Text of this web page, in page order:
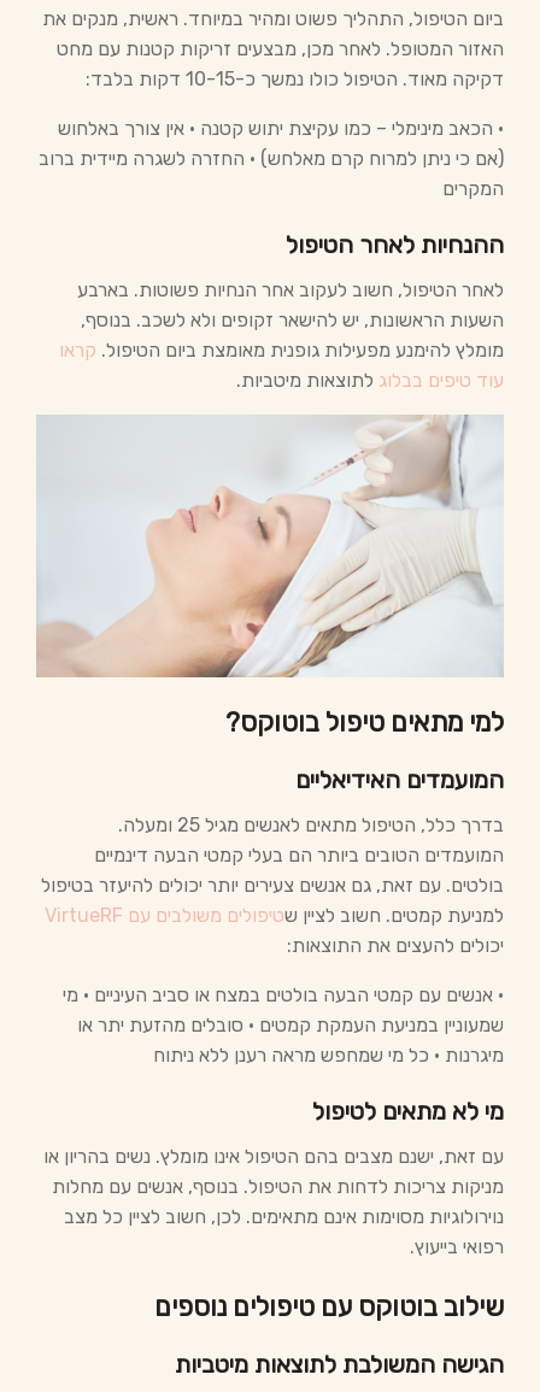
ביום הטיפול, התהליך פשוט ומהיר במיוחד. ראשית, מנקים את
האזור המטופל. לאחר מכן, מבצעים זריקות קטנות עם מחט
דקיקה מאוד. הטיפול כולו נמשך כ-10-15 דקות בלבד:
• הכאב מינימלי – כמו עקיצת יתוש קטנה • אין צורך באלחוש
(אם כי ניתן למרוח קרם מאלחש) • החזרה לשגרה מיידית ברוב
המקרים
ההנחיות לאחר הטיפול
לאחר הטיפול, חשוב לעקוב אחר הנחיות פשוטות. בארבע
השעות הראשונות, יש להישאר זקופים ולא לשכב. בנוסף,
מומלץ להימנע מפעילות גופנית מאומצת ביום הטיפול. קראו
עוד טיפים בבלוג לתוצאות מיטביות.
למי מתאים טיפול בוטוקס?
המועמדים האידיאליים
בדרך כלל, הטיפול מתאים לאנשים מגיל 25 ומעלה.
המועמדים הטובים ביותר הם בעלי קמטי הבעה דינמיים
בולטים. עם זאת, גם אנשים צעירים יותר יכולים להיעזר בטיפול
למניעת קמטים. חשוב לציין שטיפולים משולבים עם VirtueRF
יכולים להעצים את התוצאות:
• אנשים עם קמטי הבעה בולטים במצח או סביב העיניים • מי
שמעוניין במניעת העמקת קמטים • סובלים מהזעת יתר או
מיגרנות • כל מי שמחפש מראה רענן ללא ניתוח
מי לא מתאים לטיפול
עם זאת, ישנם מצבים בהם הטיפול אינו מומלץ. נשים בהריון או
מניקות צריכות לדחות את הטיפול. בנוסף, אנשים עם מחלות
נוירולוגיות מסוימות אינם מתאימים. לכן, חשוב לציין כל מצב
רפואי בייעוץ.
שילוב בוטוקס עם טיפולים נוספים
הגישה המשולבת לתוצאות מיטביות